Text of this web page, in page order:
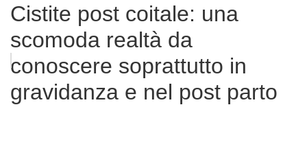
Cistite post coitale: una
scomoda realtà da
conoscere soprattutto in
gravidanza e nel post parto